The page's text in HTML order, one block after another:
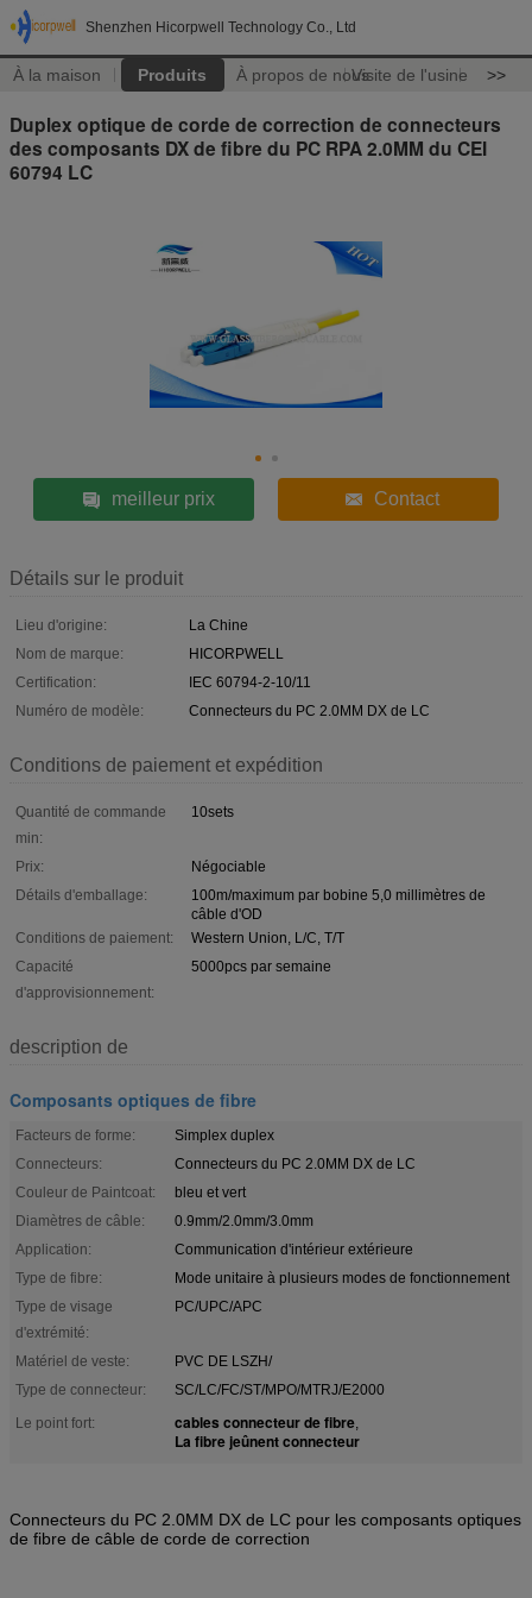
Shenzhen Hicorpwell Technology Co., Ltd
À la maison Produits À propos de nousVisite de l'usine >>
Duplex optique de corde de correction de connecteurs
des composants DX de fibre du PC RPA 2.0MM du CEI
60794 LC
meilleur prix Contact
Détails sur le produit
Lieu d'origine:
La Chine
Nom de marque:
HICORPWELL
Certification:
IEC 60794-2-10/11
Numéro de modèle:
Connecteurs du PC 2.0MM DX de LC
Conditions de paiement et expédition
Quantité de commande
min:
10sets
Prix:
Négociable
Détails d'emballage:
100m/maximum par bobine 5,0 millimètres de
câble d'OD
Conditions de paiement:
Western Union, L/C, T/T
Capacité
d'approvisionnement:
5000pcs par semaine
description de
Composants optiques de fibre
Facteurs de forme:
Simplex duplex
Connecteurs:
Connecteurs du PC 2.0MM DX de LC
Couleur de Paintcoat:
bleu et vert
Diamètres de câble:
0.9mm/2.0mm/3.0mm
Application:
Communication d'intérieur extérieure
Type de fibre:
Mode unitaire à plusieurs modes de fonctionnement
Type de visage
d'extrémité:
PC/UPC/APC
Matériel de veste:
PVC DE LSZH/
Type de connecteur:
SC/LC/FC/ST/MPO/MTRJ/E2000
Le point fort:
cables connecteur de fibre,
La fibre jeûnent connecteur
Connecteurs du PC 2.0MM DX de LC pour les composants optiques
de fibre de câble de corde de correction